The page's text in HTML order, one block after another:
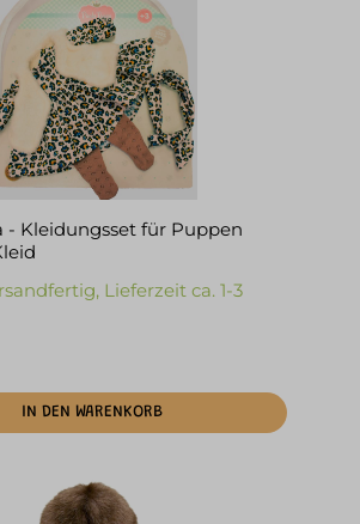
- Kleidungsset für Puppen
Lieferzeit ca. 1-3
IN DEN WARENKORB